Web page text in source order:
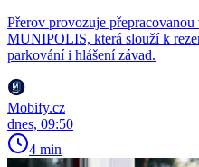
Přerov provozuje přepracovanou
MUNIPOLIS, která slouží k
parkování i hlášení závad.
Mobify.cz
dnes, 09:50
4 min